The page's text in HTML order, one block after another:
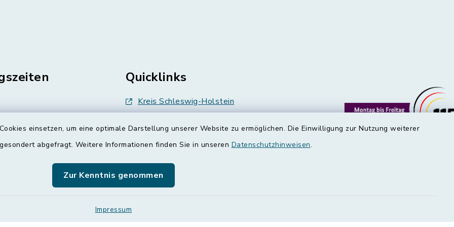
einsetzen, um eine optimale Darstellung unserer Website zu ermöglichen. Die Einwilligung zur Nutzung weiterer
abgefragt. Weitere Informationen finden Sie in unseren Datenschutzhinweisen.
Zur Kenntnis genommen
Impressum
Donnerstag,
Quicklinks
Kreis Schleswig-Holstein
Abfallwirtschaft
Grünes Binnenland
Treenespiegel
Schulverband Sieverstedt